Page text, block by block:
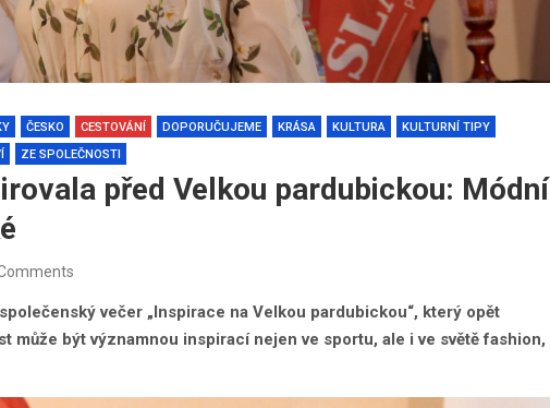
ČESKO CESTOVÁNÍ DOPORUČUJEME KRÁSA KULTURA
KULTURNÍ TIPY
ZE SPOLEČNOSTI
před Velkou pardubickou: Módní
večer „Inspirace na Velkou pardubickou“, který opět
může být významnou inspirací nejen ve sportu, ale i ve světě fashion,